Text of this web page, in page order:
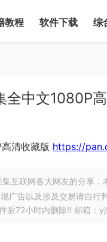
教程 软件下载 综
中文1080P高
清收藏版 https://
互联网各大网友的分享
广告以及涉及交易请自
后72小时内删除!! 邮箱：